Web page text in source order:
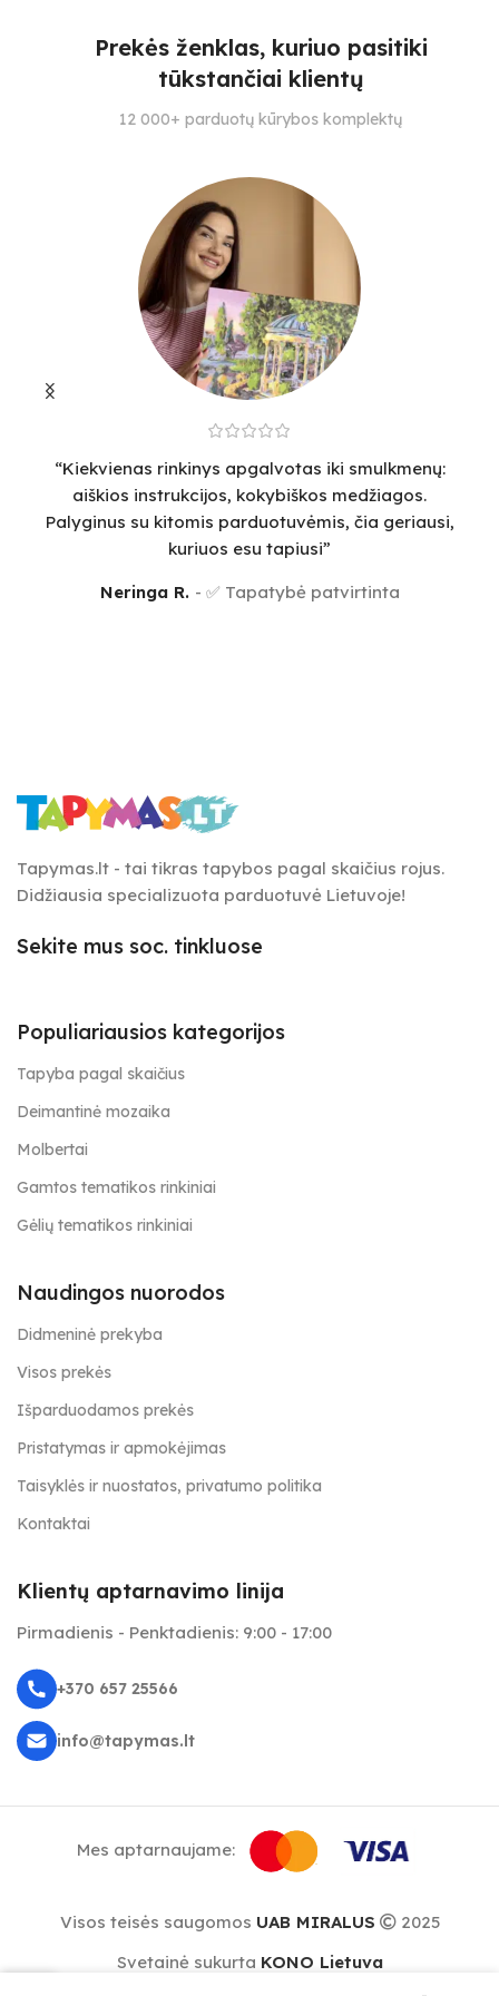
SPALVŲ KIEKIS
1
SPALVŲ KIEKIS
Prekės ženklas, kuriuo pasitiki
tūkstančiai klientų
12 000+ parduotų kūrybos komplektų
“Kiekvienas rinkinys apgalvotas iki smulkmenų:
aiškios instrukcijos, kokybiškos medžiagos.
Palyginus su kitomis parduotuvėmis, čia geriausi,
kuriuos esu tapiusi”
Neringa R. ✅ Tapatybė patvirtinta
Tapymas.lt - tai tikras tapybos pagal skaičius rojus.
Didžiausia specializuota parduotuvė Lietuvoje!
Sekite mus soc. tinkluose
Populiariausios kategorijos
Tapyba pagal skaičius
Deimantinė mozaika
Molbertai
Gamtos tematikos rinkiniai
Gėlių tematikos rinkiniai
Naudingos nuorodos
Didmeninė prekyba
Visos prekės
Išparduodamos prekės
Pristatymas ir apmokėjimas
Taisyklės ir nuostatos, privatumo politika
Kontaktai
Klientų aptarnavimo linija
Pirmadienis - Penktadienis: 9:00 - 17:00
+370 657 25566
info@tapymas.lt
Mes aptarnaujame:
Visos teisės saugomos UAB MIRALUS
2025
Svetainė sukurta KONO Lietuva